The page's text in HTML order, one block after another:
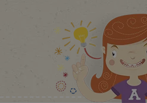
cjConsent